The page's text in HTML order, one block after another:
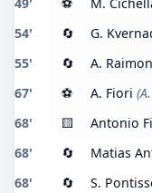
54' 🔄 G.
55' 🔄 A.
67' ⚽ A. Fiori
68' 🟨 Antonio
68' 🔄 Matias
68' 🔄 S.